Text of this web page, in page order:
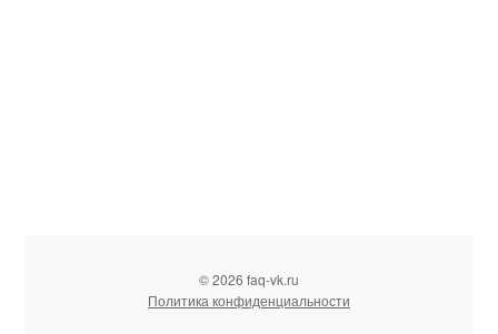
© 2026 faq-vk.ru
Политика конфиденциальности